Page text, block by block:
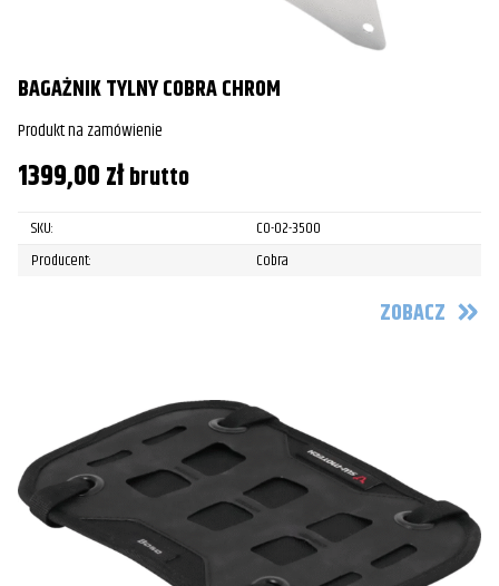
BAGAŻNIK TYLNY COBRA CHROM
Produkt na zamówienie
1399,00złbrutto
SKU:
CO-02-3500
Producent:
Cobra
ZOBACZ